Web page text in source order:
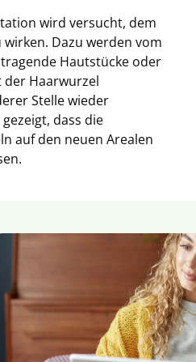
wird versucht, dem
Dazu werden vom
Hautstücke oder
der Haarwurzel
Stelle wieder
dass die
auf den neuen Arealen